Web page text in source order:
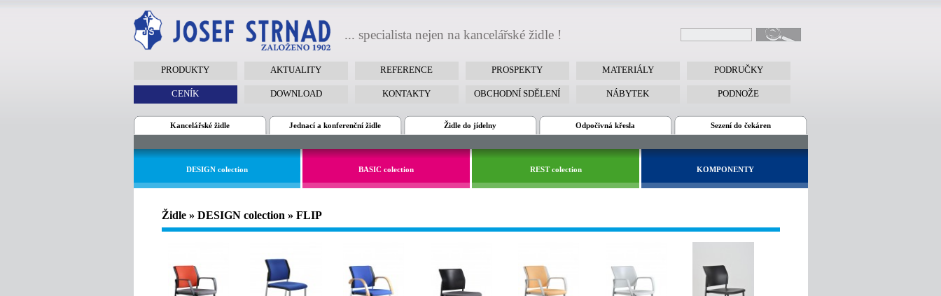
... specialista nejen na kancelářské židle !
PRODUKTY AKTUALITY REFERENCE PROSPEKTY MATERIÁLY PODRUČKY
CENÍK DOWNLOAD KONTAKTY OBCHODNÍ SDĚLENÍ NÁBYTEK PODNOŽE
Kancelářské židle Jednací a konferenční židle Židle do jídelny Odpočivná křesla Sezení do čekáren
DESIGN colection BASIC colection REST colection KOMPONENTY
Židle » DESIGN colection » FLIP